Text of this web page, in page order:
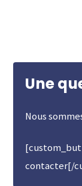
Une
Nous
contacter[/